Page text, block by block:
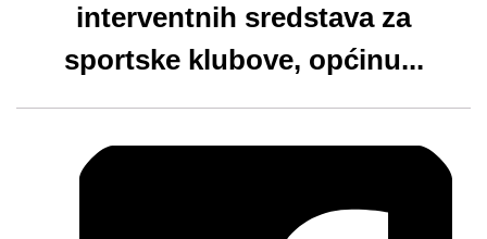
interventnih sredstava za
sportske klubove, općinu...